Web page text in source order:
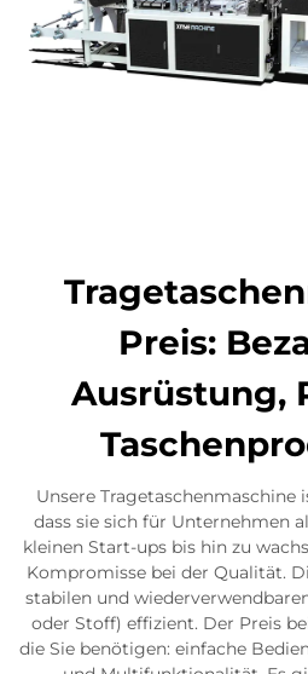
Preis:
Ausrüstung,
Unsere
dass sie sich für Unternehmen
kleinen Start-ups bis hin zu
Kompromisse bei der Qualität.
stabilen und
oder Stoff) effizient. Der Preis
die Sie benötigen: einfache